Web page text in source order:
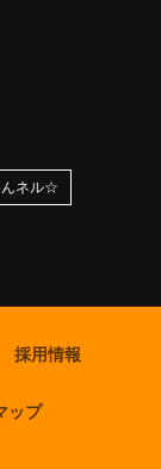
んネル☆
採用情報
ップ